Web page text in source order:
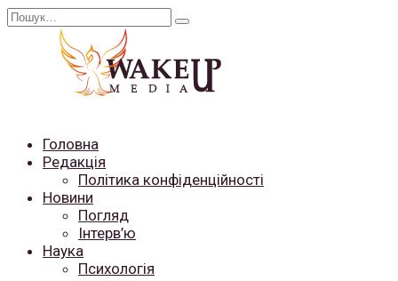
Перейти
Search
Головна
Редакція
Політика конфіденційності
Новини
Погляд
Інтерв’ю
Наука
Психологія